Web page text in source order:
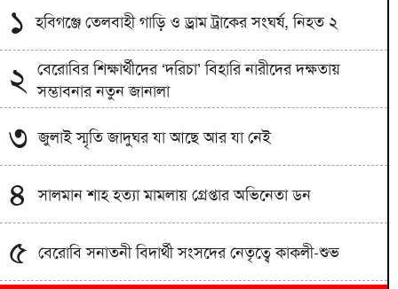
১ হবিগঞ্জে তেলবাহী গাড়ি ও ড্রাম ট্রাকের সংঘর্ষ, নিহত ২
২
বেরোবির শিক্ষার্থীদের ‘দরিচা’ বিহারি নারীদের দক্ষতায়
সম্ভাবনার নতুন জানালা
৩ জুলাই স্মৃতি জাদুঘর যা আছে আর যা নেই
৪ সালমান শাহ হত্যা মামলায় গ্রেপ্তার অভিনেতা ডন
৫ বেরোবি সনাতনী বিদার্থী সংসদের নেতৃত্বে কাকলী-শুভ